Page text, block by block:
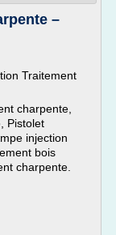
–
Traitement
charpente,
Pistolet
injection
bois
charpente.